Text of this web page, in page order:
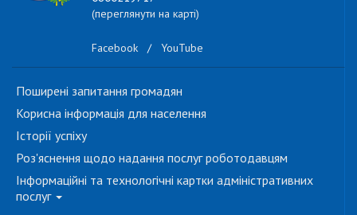
(переглянути на карті)
Facebook / YouTube
Поширені запитання громадян
Корисна інформація для населення
Історії успіху
Роз'яснення щодо надання послуг роботодавцям
Інформаційні та технологічні картки адміністративних
послуг